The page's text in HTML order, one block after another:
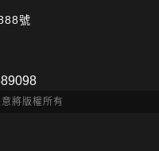
號
將版權所有